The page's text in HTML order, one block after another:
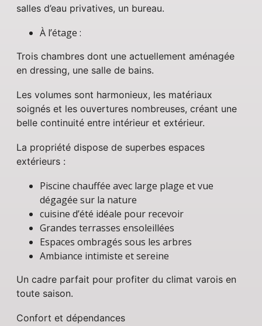
salles d’eau privatives, un bureau.
À l’étage :
Trois chambres dont une actuellement aménagée
en dressing, une salle de bains.
Les volumes sont harmonieux, les matériaux
soignés et les ouvertures nombreuses, créant une
belle continuité entre intérieur et extérieur.
La propriété dispose de superbes espaces
extérieurs :
Piscine chauffée avec large plage et vue
dégagée sur la nature
cuisine d’été idéale pour recevoir
Grandes terrasses ensoleillées
Espaces ombragés sous les arbres
Ambiance intimiste et sereine
Un cadre parfait pour profiter du climat varois en
toute saison.
Confort et dépendances